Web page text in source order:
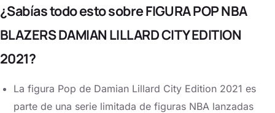
¿Sabías todo esto sobre FIGURA POP NBA
BLAZERS DAMIAN LILLARD CITY EDITION
2021?
La figura Pop de Damian Lillard City Edition 2021 es
parte de una serie limitada de figuras NBA lanzadas